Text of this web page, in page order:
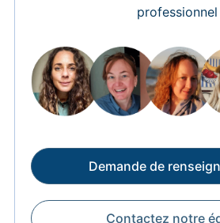
professionnel
Demande de
Contactez notre